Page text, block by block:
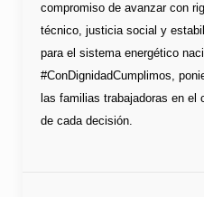
compromiso de avanzar con
técnico, justicia social y
para el sistema energético
#ConDignidadCumplimos,
las familias trabajadoras en el
de cada decisión.